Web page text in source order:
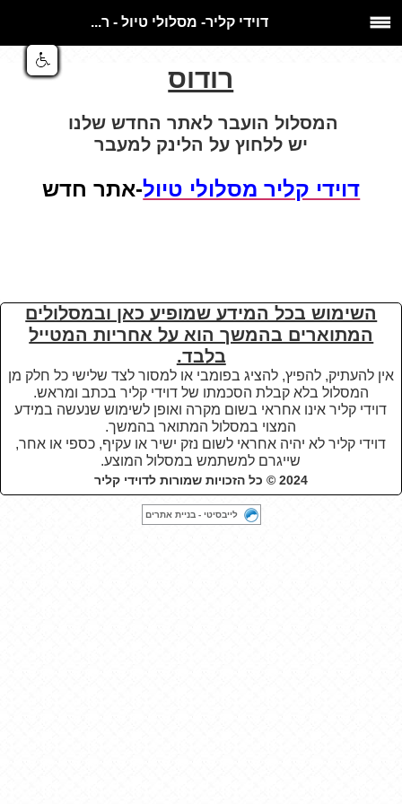
דוידי קליר- מסלולי טיול - ר...
רודוס
המסלול הועבר לאתר החדש שלנו
יש ללחוץ על הלינק למעבר
דוידי קליר מסלולי טיול-אתר חדש
השימוש בכל המידע שמופיע כאן ובמסלולים
המתוארים בהמשך הוא על אחריות המטייל
בלבד.
אין להעתיק, להפיץ, להציג בפומבי או למסור לצד שלישי כל חלק מן
המסלול בלא קבלת הסכמתו של דוידי קליר בכתב ומראש.
דוידי קליר אינו אחראי בשום מקרה ואופן לשימוש שנעשה במידע
המצוי במסלול המתואר בהמשך.
דוידי קליר לא יהיה אחראי לשום נזק ישיר או עקיף, כספי או אחר,
שייגרם למשתמש במסלול המוצע.
2024 © כל הזכויות שמורות לדוידי קליר
לייבסיטי - בניית אתרים